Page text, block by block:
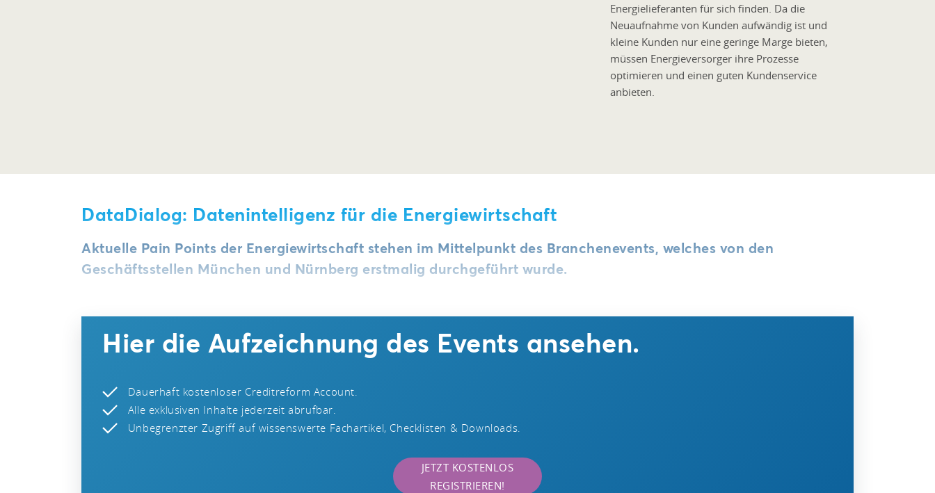
Energielieferanten für sich finden. Da die
Neuaufnahme von Kunden aufwändig ist und
kleine Kunden nur eine geringe Marge bieten,
müssen Energieversorger ihre Prozesse
optimieren und einen guten Kundenservice
anbieten.
DataDialog: Datenintelligenz für die Energiewirtschaft
Aktuelle Pain Points der Energiewirtschaft stehen im Mittelpunkt des Branchenevents, welches von den
Geschäftsstellen München und Nürnberg erstmalig durchgeführt wurde.
Hier die Aufzeichnung des Events ansehen.
Dauerhaft kostenloser Creditreform Account.
Alle exklusiven Inhalte jederzeit abrufbar.
Unbegrenzter Zugriff auf wissenswerte Fachartikel, Checklisten & Downloads.
JETZT KOSTENLOS
REGISTRIEREN!